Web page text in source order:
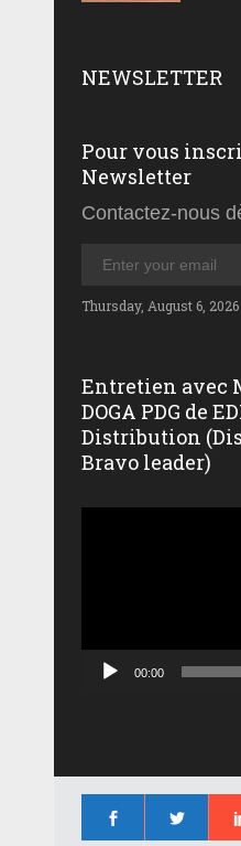
NEWSLETTER
Pour vous
Newsletter
Contactez-nous
Thursday, August 6, 2026
Entretien avec
DOGA PDG de
Distribution
Bravo leader)
00:00